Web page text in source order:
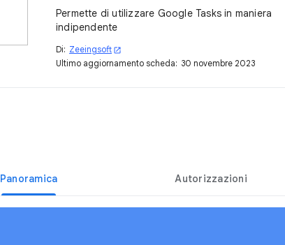
Permette di utilizzare Google Tasks in maniera
indipendente
Di: Zeeingsoft open_in_new
Ultimo aggiornamento scheda: 30 novembre 2023
Panoramica Autorizzazioni